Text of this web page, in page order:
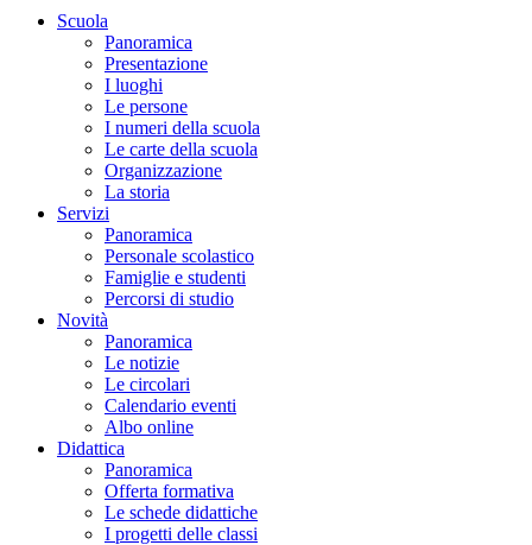
Scuola
Panoramica
Presentazione
I luoghi
Le persone
I numeri della scuola
Le carte della scuola
Organizzazione
La storia
Servizi
Panoramica
Personale scolastico
Famiglie e studenti
Percorsi di studio
Novità
Panoramica
Le notizie
Le circolari
Calendario eventi
Albo online
Didattica
Panoramica
Offerta formativa
Le schede didattiche
I progetti delle classi